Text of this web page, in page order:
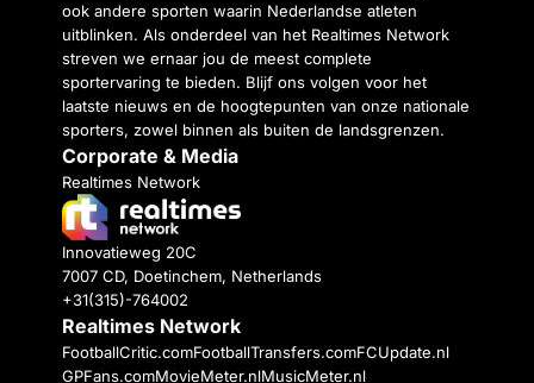
ook andere sporten waarin Nederlandse atleten
uitblinken. Als onderdeel van het Realtimes Network
streven we ernaar jou de meest complete
sportervaring te bieden. Blijf ons volgen voor het
laatste nieuws en de hoogtepunten van onze nationale
sporters, zowel binnen als buiten de landsgrenzen.
Corporate & Media
Realtimes Network
Innovatieweg 20C
7007 CD, Doetinchem, Netherlands
+31(315)-764002
Realtimes Network
FootballCritic.comFootballTransfers.comFCUpdate.nl
GPFans.comMovieMeter.nlMusicMeter.nl